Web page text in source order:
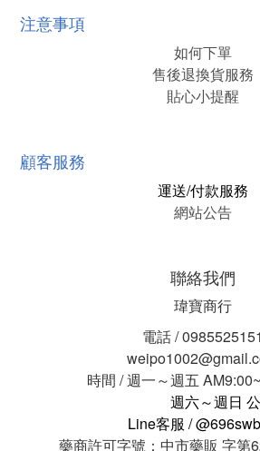
注意事項
如何下單
售後退換貨服務
貼心小提醒
顧客服務
運送/付款服務
網站公告
聯絡我們
瑋寶商行
電話 / 0985525151
時間 / 週一～週五
週六～週日
Line客服 /
藥商許可字號：中市藥販 字第